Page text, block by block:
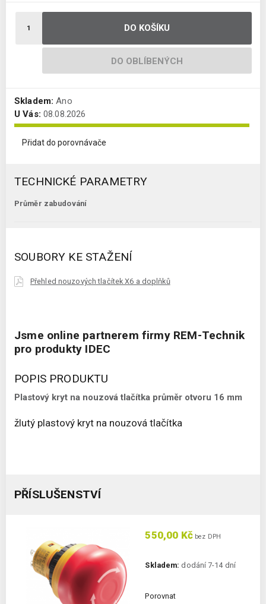
DO KOŠÍKU
DO OBLÍBENÝCH
Skladem: Ano
U Vás: 08.08.2026
Přidat do porovnávače
TECHNICKÉ PARAMETRY
Průměr zabudování
SOUBORY KE STAŽENÍ
Přehled nouzových tlačítek X6 a doplňků
Jsme online partnerem firmy REM-Technik
pro produkty IDEC
POPIS PRODUKTU
Plastový kryt na nouzová tlačítka průměr otvoru 16 mm
žlutý plastový kryt na nouzová tlačítka
PŘÍSLUŠENSTVÍ
550,00 Kč bez DPH
Skladem: dodání 7-14 dní
Porovnat